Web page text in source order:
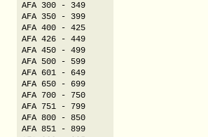
AFA 300 - 349
AFA 350 - 399
AFA 400 - 425
AFA 426 - 449
AFA 450 - 499
AFA 500 - 599
AFA 601 - 649
AFA 650 - 699
AFA 700 - 750
AFA 751 - 799
AFA 800 - 850
AFA 851 - 899